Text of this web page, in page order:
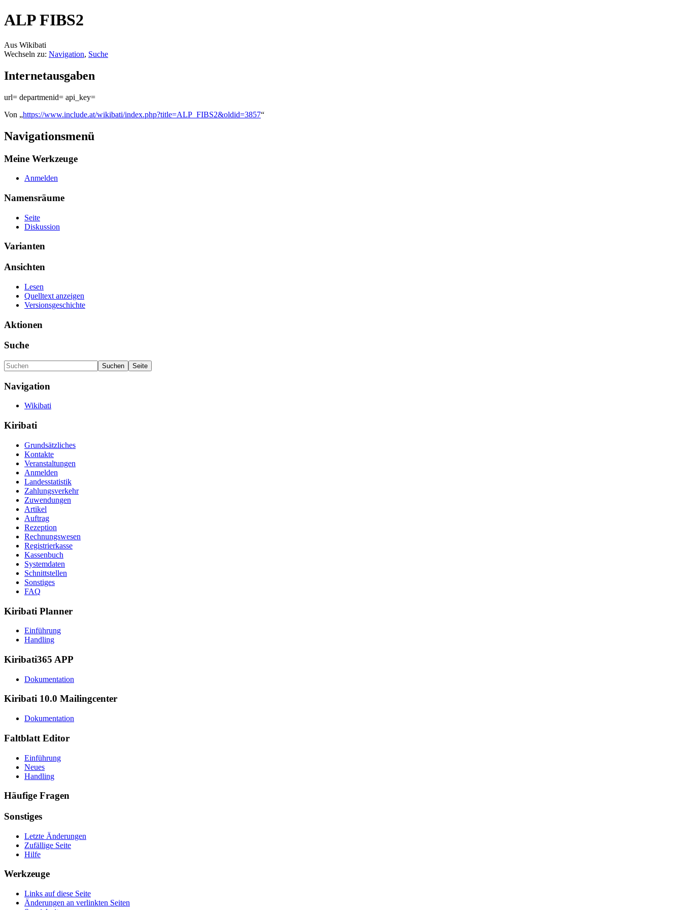
ALP FIBS2
Aus Wikibati
Wechseln zu: Navigation, Suche
Internetausgaben
url= departmenid= api_key=
Von „https://www.include.at/wikibati/index.php?title=ALP_FIBS2&oldid=3857“
Navigationsmenü
Meine Werkzeuge
Anmelden
Namensräume
Seite
Diskussion
Varianten
Ansichten
Lesen
Quelltext anzeigen
Versionsgeschichte
Aktionen
Suche
Navigation
Wikibati
Kiribati
Grundsätzliches
Kontakte
Veranstaltungen
Anmelden
Landesstatistik
Zahlungsverkehr
Zuwendungen
Artikel
Auftrag
Rezeption
Rechnungswesen
Registrierkasse
Kassenbuch
Systemdaten
Schnittstellen
Sonstiges
FAQ
Kiribati Planner
Einführung
Handling
Kiribati365 APP
Dokumentation
Kiribati 10.0 Mailingcenter
Dokumentation
Faltblatt Editor
Einführung
Neues
Handling
Häufige Fragen
Sonstiges
Letzte Änderungen
Zufällige Seite
Hilfe
Werkzeuge
Links auf diese Seite
Änderungen an verlinkten Seiten